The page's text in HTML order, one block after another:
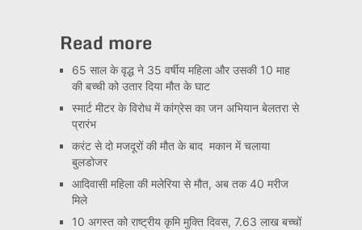
Read more
65 साल के वृद्ध ने 35 वर्षीय महिला और उसकी 10 माह
की बच्ची को उतार दिया मौत के घाट
स्मार्ट मीटर के विरोध में कांग्रेस का जन अभियान बेलतरा से
प्रारंभ
करंट से दो मजदूरों की मौत के बाद मकान में चलाया
बुलडोजर
आदिवासी महिला की मलेरिया से मौत, अब तक 40 मरीज
मिले
10 अगस्त को राष्ट्रीय कृमि मुक्ति दिवस, 7.63 लाख बच्चों